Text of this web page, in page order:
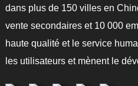
dans plus de 150 villes en
vente secondaires et 10 000
haute qualité et le service
les utilisateurs et mènent le